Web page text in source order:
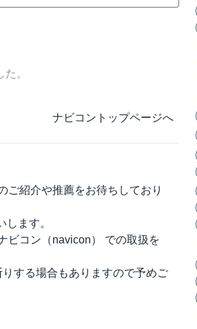
。
ナビコントップページへ
ご紹介や推薦をお待ちしており
します。
ビコン（navicon）
での取扱を
する場合もありますので予めご